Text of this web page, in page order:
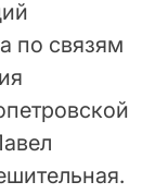
по связям